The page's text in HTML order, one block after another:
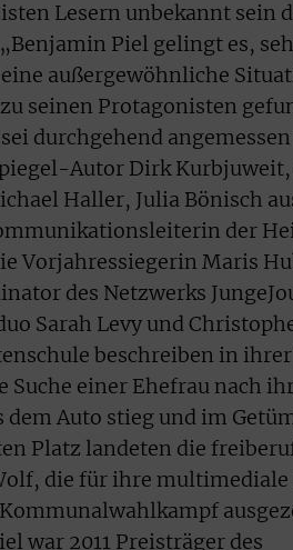
Lesern unbekannt sein
Piel gelingt es,
außergewöhnliche
seinen Protagonisten
durchgehend
Autor Dirk
Haller, Julia Bönisch
der
Vorjahressiegerin Maris
des Netzwerks
Sarah Levy und
beschreiben in ihrer
einer Ehefrau nach
dem Auto stieg und im
Platz landeten die
die für ihre multimediale
war 2011 Preisträger des